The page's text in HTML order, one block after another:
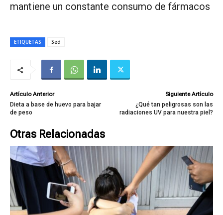
mantiene un constante consumo de fármacos
ETIQUETAS Sed
Artículo Anterior
Dieta a base de huevo para bajar
de peso
Siguiente Artículo
¿Qué tan peligrosas son las
radiaciones UV para nuestra piel?
Otras Relacionadas